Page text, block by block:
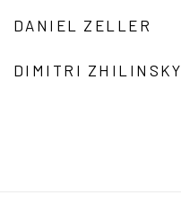
DANIEL ZELLER
DIMITRI ZHILINSKY